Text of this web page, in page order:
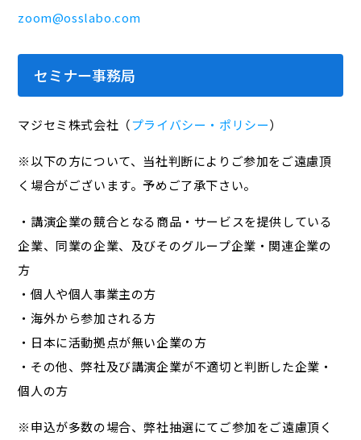
zoom@osslabo.com
セミナー事務局
マジセミ株式会社（プライバシー・ポリシー）
※以下の方について、当社判断によりご参加をご遠慮頂
く場合がございます。予めご了承下さい。
・講演企業の競合となる商品・サービスを提供している
企業、同業の企業、及びそのグループ企業・関連企業の
方
・個人や個人事業主の方
・海外から参加される方
・日本に活動拠点が無い企業の方
・その他、弊社及び講演企業が不適切と判断した企業・
個人の方
※申込が多数の場合、弊社抽選にてご参加をご遠慮頂く